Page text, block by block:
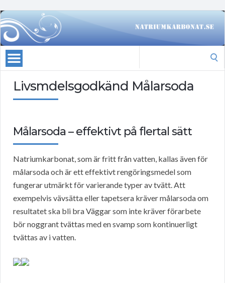
Livsmdelsgodkänd Målarsoda
Målarsoda – effektivt på flertal sätt
Natriumkarbonat, som är fritt från vatten, kallas även för
målarsoda och är ett effektivt rengöringsmedel som
fungerar utmärkt för varierande typer av tvätt. Att
exempelvis vävsätta eller tapetsera kräver målarsoda om
resultatet ska bli bra Väggar som inte kräver förarbete
bör noggrant tvättas med en svamp som kontinuerligt
tvättas av i vatten.